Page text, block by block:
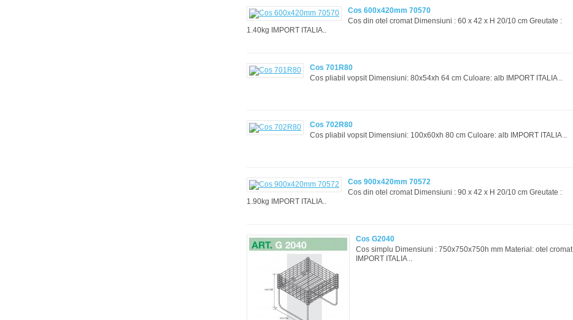
Cos 600x420mm 70570
Cos din otel cromat Dimensiuni : 60 x 42 x H 20/10 cm Greutate :
1.40kg IMPORT ITALIA..
Cos 701R80
Cos pliabil vopsit Dimensiuni: 80x54xh 64 cm Culoare: alb IMPORT ITALIA ..
Cos 702R80
Cos pliabil vopsit Dimensiuni: 100x60xh 80 cm Culoare: alb IMPORT ITALIA ..
Cos 900x420mm 70572
Cos din otel cromat Dimensiuni : 90 x 42 x H 20/10 cm Greutate :
1.90kg IMPORT ITALIA..
Cos G2040
Cos simplu Dimensiuni : 750x750x750h mm Material: otel cromat
IMPORT ITALIA ..